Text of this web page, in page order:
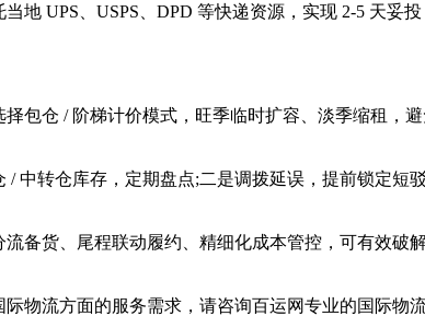
UPS、USPS、DPD 等快递资源，实现 2-5 天妥
仓 / 阶梯计价模式，旺季临时扩容、淡季缩租，
转仓库存，定期盘点;二是调拨延误，提前锁定短
货、尾程联动履约、精细化成本管控，可有效破
流方面的服务需求，请咨询百运网专业的国际物